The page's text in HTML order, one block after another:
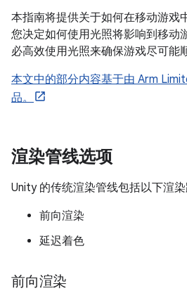
本指南将提供关于如何在移动游戏
您决定如何使用光照将影响到移动
必高效使用光照来确保游戏尽可能
本文中的部分内容基于由 Arm
品。
渲染管线选项
Unity 的传统渲染管线包括以下渲染
前向渲染
延迟着色
前向渲染